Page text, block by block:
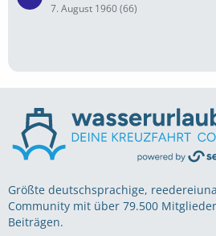
7. August 1960 (66)
Größte deutschsprachige,
Community mit über 79.500
Beiträgen.